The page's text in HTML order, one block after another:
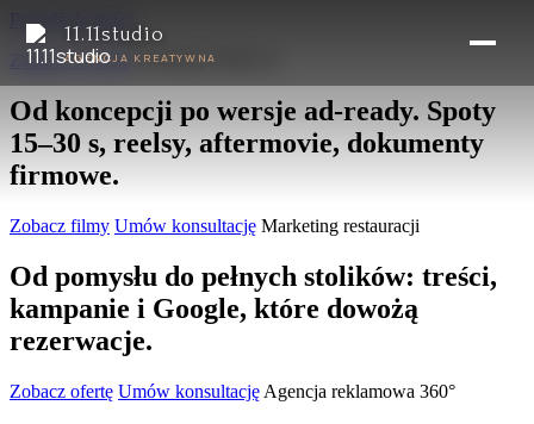
Przejdź do treści
11.11studio
AGENCJA KREATYWNA
Zamów wycenę Produkcja filmowa
Od koncepcji po wersje ad-ready. Spoty
15–30 s, reelsy, aftermovie, dokumenty
firmowe.
Zobacz filmy Umów konsultację Marketing restauracji
Od pomysłu do pełnych stolików: treści,
kampanie i Google, które dowożą
rezerwacje.
Zobacz ofertę Umów konsultację Agencja reklamowa 360°